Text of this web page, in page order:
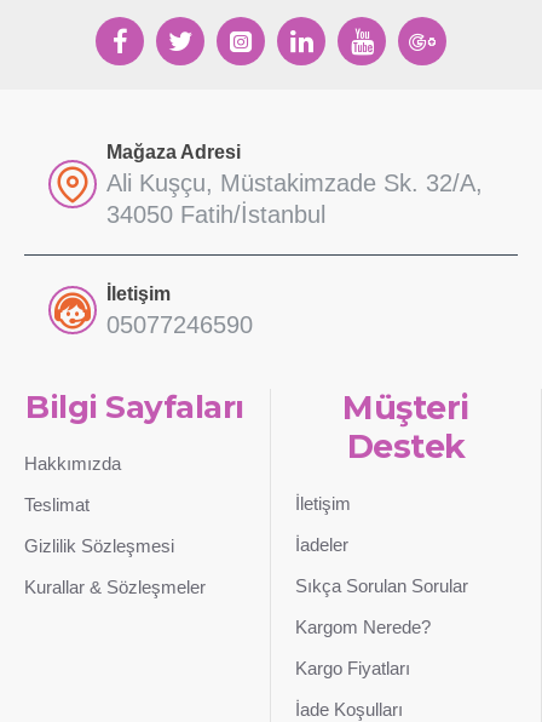
Mağaza Adresi
Ali Kuşçu, Müstakimzade Sk. 32/A,
34050 Fatih/İstanbul
İletişim
05077246590
Bilgi Sayfaları
Hakkımızda
Teslimat
Gizlilik Sözleşmesi
Kurallar & Sözleşmeler
Müşteri
Destek
İletişim
İadeler
Sıkça Sorulan Sorular
Kargom Nerede?
Kargo Fiyatları
İade Koşulları